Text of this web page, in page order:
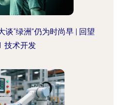
“绿洲”仍为时尚早 | 回望
技术开发